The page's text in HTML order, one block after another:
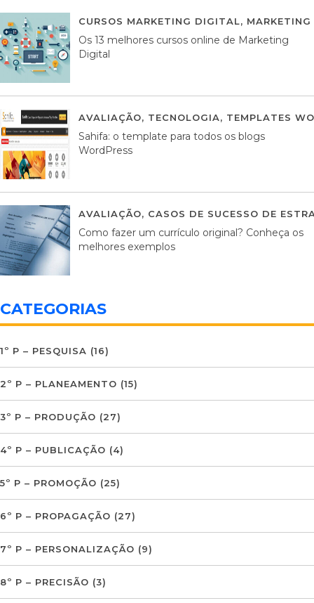
CURSOS MARKETING DIGITAL,
Os 13 melhores cursos online de Marketing
Digital
AVALIAÇÃO, TECNOLOGIA, TEMPLATES
Sahifa: o template para todos os blogs
WordPress
AVALIAÇÃO, CASOS DE SUCESSO DE
Como fazer um currículo original? Conheça os
melhores exemplos
CATEGORIAS
1º P – PESQUISA (16)
2º P – PLANEAMENTO (15)
3º P – PRODUÇÃO (27)
4º P – PUBLICAÇÃO (4)
5º P – PROMOÇÃO (25)
6º P – PROPAGAÇÃO (27)
7º P – PERSONALIZAÇÃO (9)
8º P – PRECISÃO (3)